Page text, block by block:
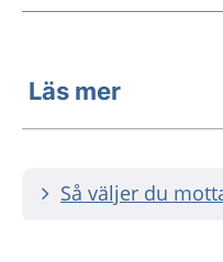
Läs mer
Så väljer du